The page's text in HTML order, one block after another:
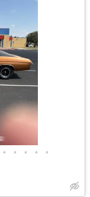
• • • • •